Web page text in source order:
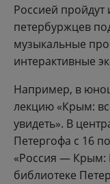
Россией
петербуржцев
музыкальные
интерактивные
Например, в
лекцию «Крым:
увидеть». В
Петергофа с 16
«Россия — Крым:
библиотеке